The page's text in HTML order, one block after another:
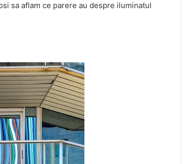
sa aflam ce parere au despre iluminatul